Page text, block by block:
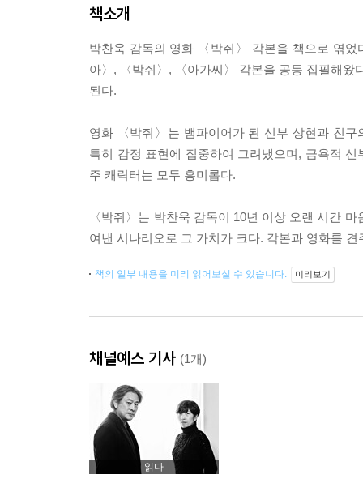
책소개
박찬욱 감독의 영화 〈박쥐〉 각본을 책으로 엮
아〉, 〈박쥐〉, 〈아가씨〉 각본을 공동 집필해
된다.
영화 〈박쥐〉는 뱀파이어가 된 신부 상현과 친
특히 감정 표현에 집중하여 그려냈으며, 금욕적
주 캐릭터는 모두 흥미롭다.
〈박쥐〉는 박찬욱 감독이 10년 이상 오랜 시간
여낸 시나리오로 그 가치가 크다. 각본과 영화를
책의 일부 내용을 미리 읽어보실 수 있습니다. 미리보기
채널예스 기사 (1개)
읽다